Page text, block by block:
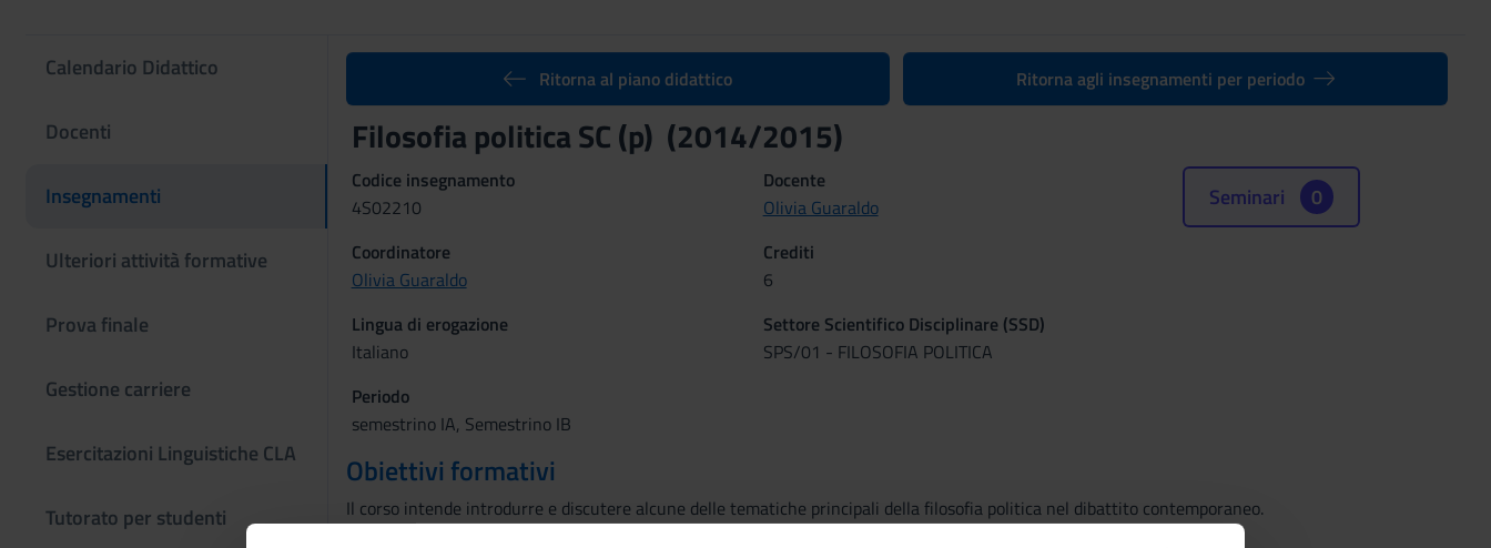
Calendario Didattico
Docenti
Insegnamenti
Ulteriori attività formative
Prova finale
Gestione carriere
Esercitazioni Linguistiche CLA
Tutorato per studenti
Ritorna al piano didattico Ritorna agli insegnamenti per periodo
Filosofia politica SC (p) (2014/2015)
Codice insegnamento
4S02210
Docente
Olivia Guaraldo
Coordinatore
Olivia Guaraldo
Crediti
6
Lingua di erogazione
Italiano
Settore Scientifico Disciplinare (SSD)
SPS/01 - FILOSOFIA POLITICA
Periodo
semestrino IA, Semestrino IB
Seminari 0
Obiettivi formativi
Il corso intende introdurre e discutere alcune delle tematiche principali della filosofia politica nel dibattito contemporaneo.